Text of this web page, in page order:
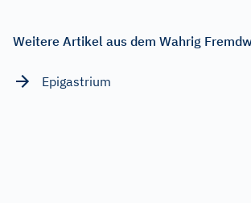
Weitere Artikel aus dem Wahrig
Epigastrium